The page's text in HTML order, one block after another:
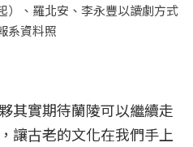
）、羅北安、李永豐以讀劇方式
系資料照
其實期待蘭陵可以繼續走
讓古老的文化在我們手上